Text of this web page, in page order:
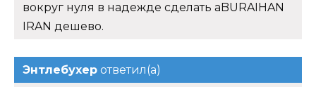
вокруг нуля в надежде сделать aBURAIHAN
IRAN дешево.
Энтлебухер ответил(а)